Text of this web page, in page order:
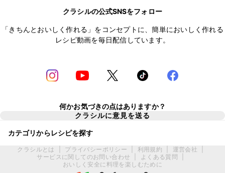
クラシルの公式SNSをフォロー
「きちんとおいしく作れる」をコンセプトに、簡単においしく作れる
レシピ動画を毎日配信しています。
何かお気づきの点はありますか？
クラシルに意見を送る
カテゴリからレシピを探す
クラシルとは プライバシーポリシー 利用規約 運営会社
サービスに関してのお問い合わせ
よくある質問
おいしく安全に料理を楽しむために